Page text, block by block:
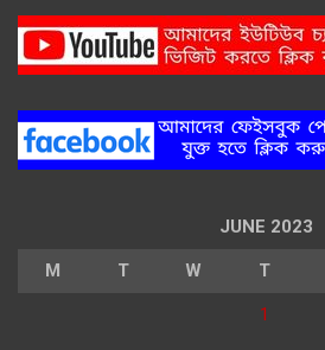
JUNE 2023
M T W T
1